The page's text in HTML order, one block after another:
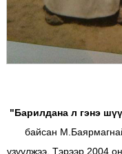
"Барилдана л гэнэ
байсан
үзүүлжээ. Тэрээр 2004